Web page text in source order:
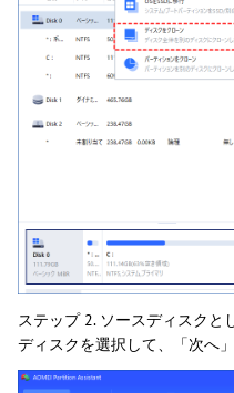
ステップ 2. ソースディスクと
ディスクを選択して、「次へ